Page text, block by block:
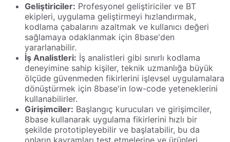
Geliştiriciler: Profesyonel geliştiriciler ve BT
ekipleri, uygulama geliştirmeyi hızlandırmak,
kodlama çabalarını azaltmak ve kullanıcı değeri
sağlamaya odaklanmak için 8base'den
yararlanabilir.
İş Analistleri: İş analistleri gibi sınırlı kodlama
deneyimine sahip kişiler, teknik uzmanlığa büyük
ölçüde güvenmeden fikirlerini işlevsel uygulamalara
dönüştürmek için 8base'in low-code yeteneklerini
kullanabilirler.
Girişimciler: Başlangıç ​​kurucuları ve girişimciler,
8base kullanarak uygulama fikirlerini hızlı bir
şekilde prototipleyebilir ve başlatabilir, bu da
onların kavramları test etmelerine ve ürünleri